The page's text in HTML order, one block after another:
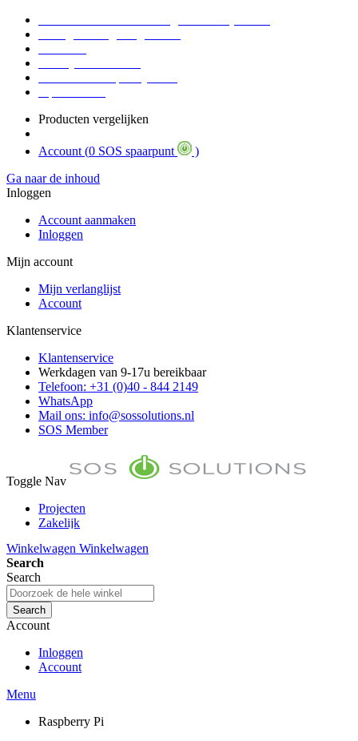
Producten vergelijken
Account (0 SOS spaarpunt
)
Ga naar de inhoud
Inloggen
Account aanmaken
Inloggen
Mijn account
Mijn verlanglijst
Account
Klantenservice
Klantenservice
Werkdagen van 9-17u bereikbaar
Telefoon: +31 (0)40 - 844 2149
WhatsApp
Mail ons: info@sossolutions.nl
SOS Member
Toggle Nav
Projecten
Zakelijk
Toon prijzen Incl. BTW
Toon prijzen Excl. BTW
Winkelwagen Winkelwagen
Search
Search
Search
Account
Inloggen
Account
Menu
Raspberry Pi